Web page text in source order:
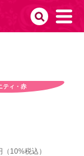
ティ・赤
10%税込）